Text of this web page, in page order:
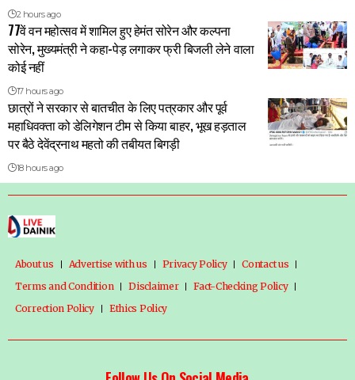
2 hours ago
77वें वन महोत्सव में शामिल हुए हेमंत सोरेन और कल्पना
सोरेन, मुख्यमंत्री ने कहा-पेड़ लगाकर फ्री बिजली लेने वाला
कोई नहीं
17 hours ago
छात्रों ने सरकार से बातचीत के लिए पत्रकार और पूर्व
महाधिवक्ता को डेलिगेशन टीम से किया बाहर, भूख हड़ताल
पर बैठे देवेंद्रनाथ महतो की तबीयत बिगड़ी
18 hours ago
About us Advertise with us Privacy Policy
Contact us
Terms and Condition
Disclaimer
Fact-Checking Policy
Correction Policy
Ethics Policy